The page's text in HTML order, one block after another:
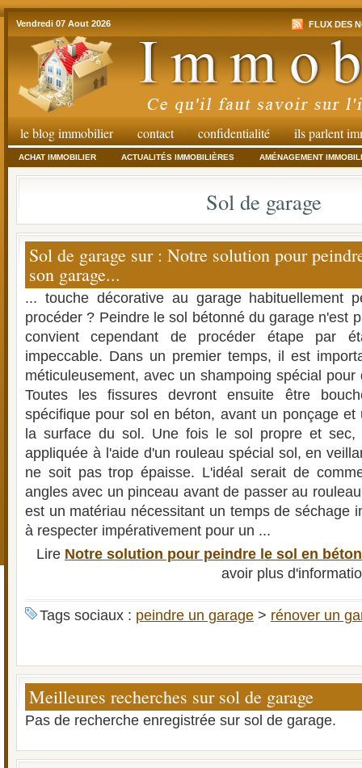
Vendredi 07 Aout 2026 FLUX DES
le blog immobilier contact confidentialité ils parlent
ACHAT IMMOBILIER ACTUALITÉS IMMOBILIÈRES AMÉNAGEMENT
Sol de garage
Sol de garage sur : Notre solution pour
son garage...
... touche décorative au garage habituellement
procéder ? Peindre le sol bétonné du garage n'est
convient cependant de procéder étape par
impeccable. Dans un premier temps, il est
méticuleusement, avec un shampoing spécial
Toutes les fissures devront ensuite être
spécifique pour sol en béton, avant un ponçage et
la surface du sol. Une fois le sol propre et sec,
appliquée à l'aide d'un rouleau spécial sol, en
ne soit pas trop épaisse. L'idéal serait de
angles avec un pinceau avant de passer au
est un matériau nécessitant un temps de séchage
à respecter impérativement pour un ...
Lire Notre solution pour peindre le sol en
avoir plus
Tags sociaux : peindre un garage > rénover un
Meilleures recherches sur sol de garage
Pas de recherche enregistrée sur sol de garage.